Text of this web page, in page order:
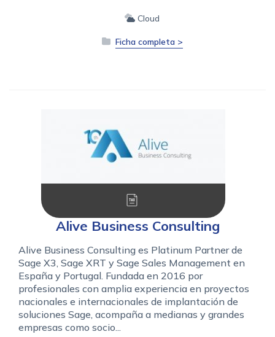
Cloud
Ficha completa >
Alive Business Consulting
Alive Business Consulting es Platinum Partner de
Sage X3, Sage XRT y Sage Sales Management en
España y Portugal. Fundada en 2016 por
profesionales con amplia experiencia en proyectos
nacionales e internacionales de implantación de
soluciones Sage, acompaña a medianas y grandes
empresas como socio...